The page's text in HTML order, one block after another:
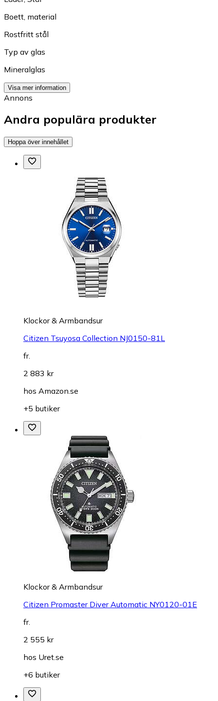
Boett, material
Rostfritt stål
Typ av glas
Mineralglas
Visa mer information
Annons
Andra populära produkter
Hoppa över innehållet
Klockor & Armbandsur
Citizen Tsuyosa Collection NJ0150-81L
fr.
2 883 kr
hos Amazon.se
+5 butiker
Klockor & Armbandsur
Citizen Promaster Diver Automatic NY0120-01E
fr.
2 555 kr
hos Uret.se
+6 butiker